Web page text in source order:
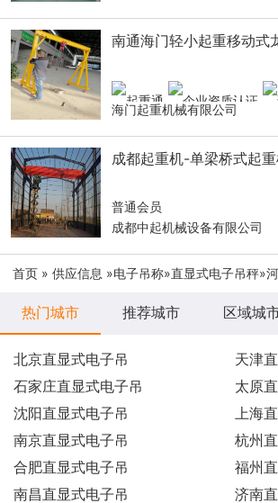
南通海门轻小起重移动式
海门起重机械有限公司
成都起重机-单梁桥式起
普通会员
成都中起机械设备有限公司
首页 » 供应信息 »电子吊称»直显式电子吊秤»
热门城市 推荐城市 区域城
北京直显式电子吊
天津
石家庄直显式电子吊
太原
沈阳直显式电子吊
上海
南京直显式电子吊
杭州
合肥直显式电子吊
福州
南昌直显式电子吊
济南